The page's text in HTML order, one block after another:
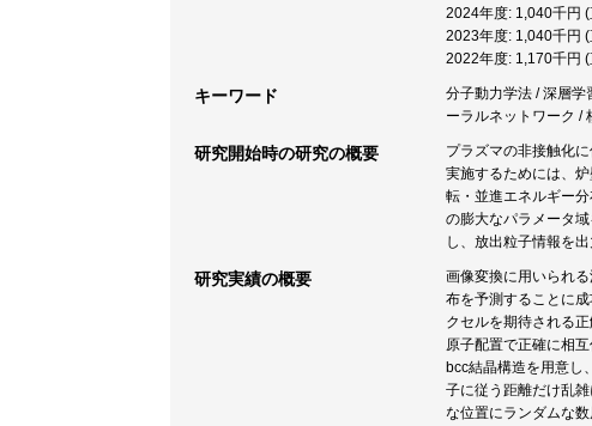
2024年度: 1,040千円
2023年度: 1,040千円
2022年度: 1,170千円
キーワード
分子動力学法 / 深層学
ーラルネットワーク /
研究開始時の研究の概要
プラズマの非接触化
実施するためには、
転・並進エネルギー
の膨大なパラメータ
し、放出粒子情報を
研究実績の概要
画像変換に用いられ
布を予測することに
クセルを期待される
原子配置で正確に相
bcc結晶構造を用意し
子に従う距離だけ乱
な位置にランダムな